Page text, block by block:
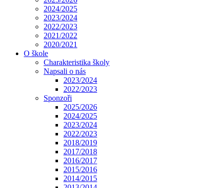
2024/2025
2023/2024
2022/2023
2021/2022
2020/2021
O škole
Charakteristika školy
Napsali o nás
2023/2024
2022/2023
Sponzoři
2025/2026
2024/2025
2023/2024
2022/2023
2018/2019
2017/2018
2016/2017
2015/2016
2014/2015